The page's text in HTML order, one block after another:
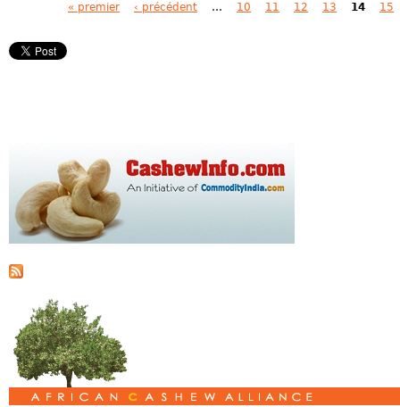
« premier ‹ précédent … 10 11 12 13 14 15